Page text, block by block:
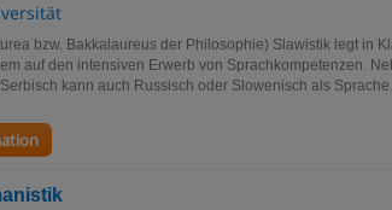
bzw. Bakkalaureus der Philosophie) Slawistik legt in
auf den intensiven Erwerb von Sprachkompetenzen.
kann auch Russisch oder Slowenisch als